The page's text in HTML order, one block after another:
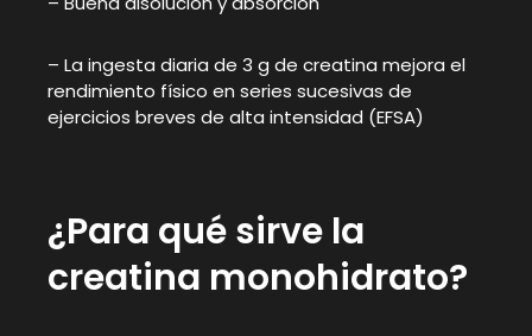
– La ingesta diaria de 3 g de creatina mejora el
rendimiento físico en series sucesivas de
ejercicios breves de alta intensidad (EFSA)
¿Para qué sirve la
creatina monohidrato?